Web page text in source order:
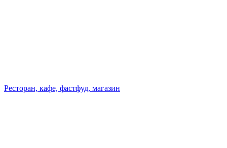
Ресторан, кафе, фастфуд, магазин